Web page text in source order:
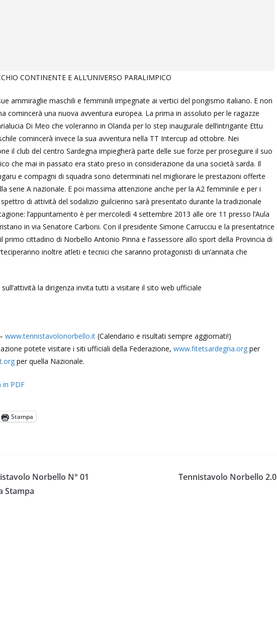
CONTINENTE E ALL’UNIVERSO PARALIMPICO
ammiraglie maschili e femminili impegnate ai vertici del pongismo italiano. E non
comincerà una nuova avventura europea. La prima in assoluto per le ragazze
Di Meo che voleranno in Olanda per lo step inaugurale dell’intrigante Ettu
comincerà invece la sua avventura nella TT Intercup ad ottobre. Nei
il club del centro Sardegna impiegherà parte delle sue forze per proseguire il suo
che mai in passato era stato preso in considerazione da una società sarda. Il
e compagni di squadra sono determinati nel migliorare le prestazioni offerte
serie A nazionale. E poi massima attenzione anche per la A2 femminile e per i
di attività del sodalizio guilcierino sarà presentato durante la tradizionale
l’appuntamento è per mercoledì 4 settembre 2013 alle ore 11 presso l’Aula
in via Senatore Carboni. Con il presidente Simone Carrucciu e la presentatrice
primo cittadino di Norbello Antonio Pinna e l’assessore allo sport della Provincia di
inoltre atleti e tecnici che saranno protagonisti di un’annata che
la dirigenza invita tutti a visitare il sito web ufficiale
www.tennistavolonorbello.it (Calendario e risultati sempre aggiornati!)
potete visitare i siti ufficiali della Federazione, www.fitetsardegna.org per
per quella Nazionale.
in PDF
Stampa
Norbello N° 01
Stampa
Tennistavolo Norbello 2.0